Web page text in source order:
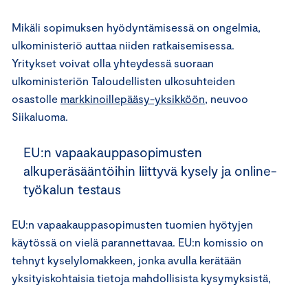
Mikäli sopimuksen hyödyntämisessä on ongelmia,
ulkoministeriö auttaa niiden ratkaisemisessa.
Yritykset voivat olla yhteydessä suoraan
ulkoministeriön Taloudellisten ulkosuhteiden
osastolle markkinoillepääsy-yksikköön , neuvoo
Siikaluoma.
EU:n vapaakauppasopimusten
alkuperäsääntöihin liittyvä kysely ja online-
työkalun testaus
EU:n vapaakauppasopimusten tuomien hyötyjen
käytössä on vielä parannettavaa. EU:n komissio on
tehnyt kyselylomakkeen, jonka avulla kerätään
yksityiskohtaisia tietoja mahdollisista kysymyksistä,